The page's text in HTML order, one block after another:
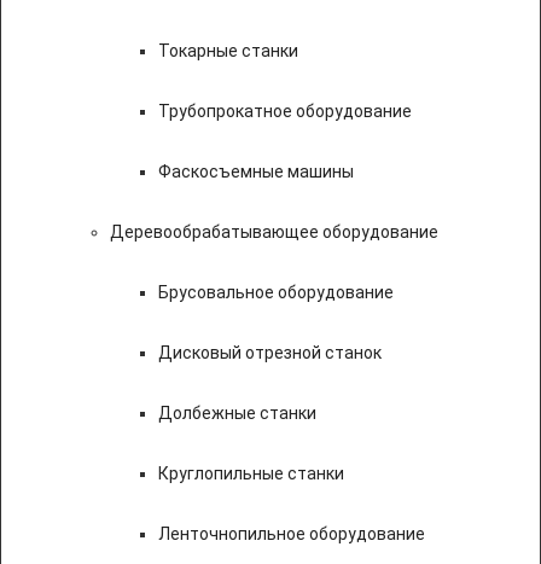
Токарные станки
Трубопрокатное оборудование
Фаскосъемные машины
Деревообрабатывающее оборудование
Брусовальное оборудование
Дисковый отрезной станок
Долбежные станки
Круглопильные станки
Ленточнопильное оборудование